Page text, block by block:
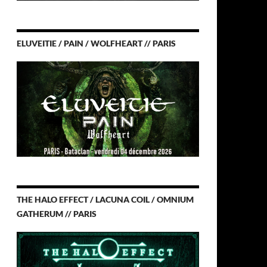
ELUVEITIE / PAIN / WOLFHEART // PARIS
THE HALO EFFECT / LACUNA COIL / OMNIUM
GATHERUM // PARIS